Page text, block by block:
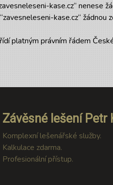
kase.cz“ nenese
kase.cz“ žádnou
platným právním řádem
Závěsné lešení Petr
Komplexní lešenářské služby.
Kalkulace zdarma.
Profesionální přístup.